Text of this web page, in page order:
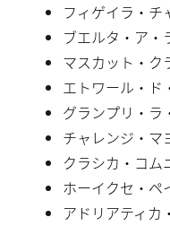
フィゲイラ・チ
ブエルタ・ア・
マスカット・ク
エトワール・ド
グランプリ・ラ
チャレンジ・マ
クラシカ・コム
ホーイクセ・ペ
アドリアティカ